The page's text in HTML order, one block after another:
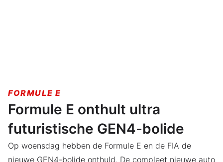
FORMULE E
Formule E onthult ultra
futuristische GEN4-bolide
Op woensdag hebben de Formule E en de FIA de
nieuwe GEN4-bolide onthuld. De compleet nieuwe auto